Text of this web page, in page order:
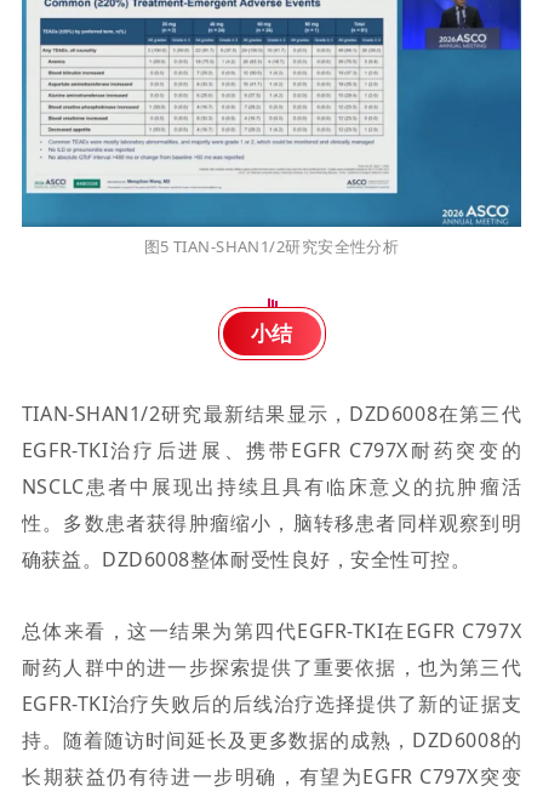
图5 TIAN-SHAN1/2研究安全性分析
小结
TIAN-SHAN1/2研究最新结果显示，DZD6008在第三代
EGFR-TKI治疗后进展、携带EGFR C797X耐药突变的
NSCLC患者中展现出持续且具有临床意义的抗肿瘤活
性。多数患者获得肿瘤缩小 ， 脑转移患者同样观察到明
确获益。DZD6008整体耐受性良好，安全性可控。
总体来看，这一结果为第四代EGFR-TKI在EGFR C797X
耐药人群中的进一步探索提供了重要依据，也为第三代
EGFR-TKI治疗失败后的后线治疗选择提供了新的证据支
持。 随着随访时间延长及更多数据的成熟，DZD6008的
长期获益仍有待进一步明确，有望为EGFR C797X突变